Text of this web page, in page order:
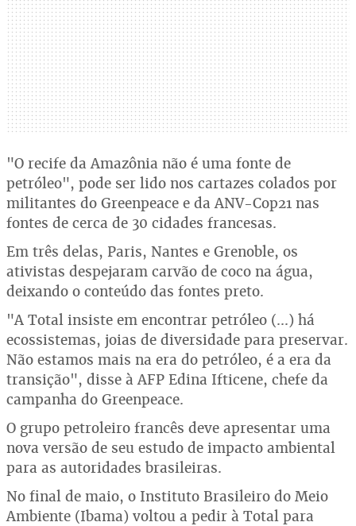
"O recife da Amazônia não é uma fonte de
petróleo", pode ser lido nos cartazes colados por
militantes do Greenpeace e da ANV-Cop21 nas
fontes de cerca de 30 cidades francesas.
Em três delas, Paris, Nantes e Grenoble, os
ativistas despejaram carvão de coco na água,
deixando o conteúdo das fontes preto.
"A Total insiste em encontrar petróleo (...) há
ecossistemas, joias de diversidade para preservar.
Não estamos mais na era do petróleo, é a era da
transição", disse à AFP Edina Ifticene, chefe da
campanha do Greenpeace.
O grupo petroleiro francês deve apresentar uma
nova versão de seu estudo de impacto ambiental
para as autoridades brasileiras.
No final de maio, o Instituto Brasileiro do Meio
Ambiente (Ibama) voltou a pedir à Total para